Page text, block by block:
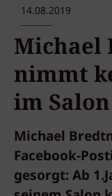
14.08.2019
Michael
nimmt
im Salon
Michael
Facebook-
gesorgt: Ab